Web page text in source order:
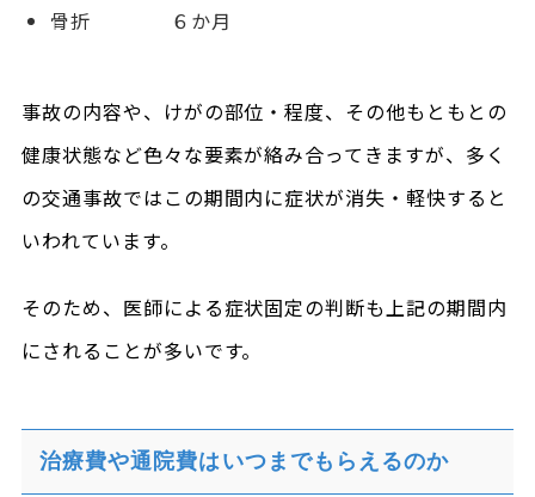
骨折 ６か月
事故の内容や、けがの部位・程度、その他もともとの
健康状態など色々な要素が絡み合ってきますが、多く
の交通事故ではこの期間内に症状が消失・軽快すると
いわれています。
そのため、医師による症状固定の判断も上記の期間内
にされることが多いです。
治療費や通院費はいつまでもらえるのか